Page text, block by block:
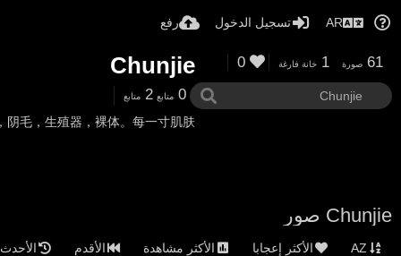
رفع تسجيل الدخول AR
Chunjie
0 متابع 2 متابع
毛，生殖器，裸体。每一寸肌肤。
61 صورة 1 خانة فارغة 0
Chunjie صور
الأحدث الأقدم الأكثر مشاهدة الأكثر إعجابا AZ